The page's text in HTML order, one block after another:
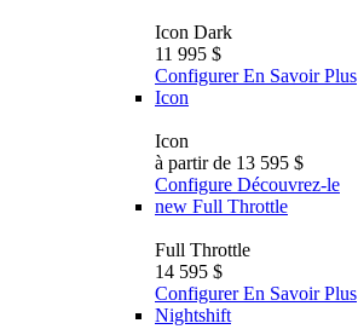
Icon Dark
11 995 $
Configurer En Savoir Plus
Icon
Icon
à partir de 13 595 $
Configure Découvrez-le
new Full Throttle
Full Throttle
14 595 $
Configurer En Savoir Plus
Nightshift